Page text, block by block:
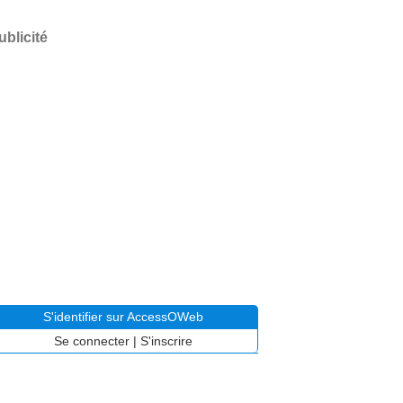
S'identifier sur AccessOWeb
Se connecter | S'inscrire